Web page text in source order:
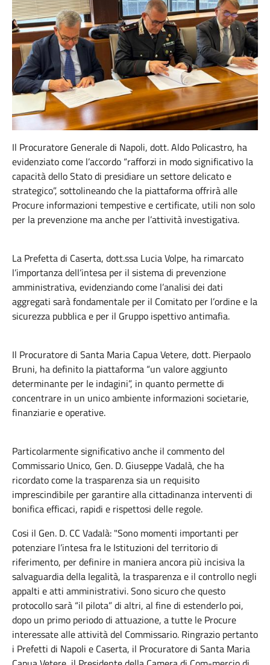
Il Procuratore Generale di Napoli, dott. Aldo Policastro, ha
evidenziato come l’accordo “rafforzi in modo significativo la
capacità dello Stato di presidiare un settore delicato e
strategico”, sottolineando che la piattaforma offrirà alle
Procure informazioni tempestive e certificate, utili non solo
per la prevenzione ma anche per l’attività investigativa.
La Prefetta di Caserta, dott.ssa Lucia Volpe, ha rimarcato
l’importanza dell’intesa per il sistema di prevenzione
amministrativa, evidenziando come l’analisi dei dati
aggregati sarà fondamentale per il Comitato per l’ordine e la
sicurezza pubblica e per il Gruppo ispettivo antimafia.
Il Procuratore di Santa Maria Capua Vetere, dott. Pierpaolo
Bruni, ha definito la piattaforma “un valore aggiunto
determinante per le indagini”, in quanto permette di
concentrare in un unico ambiente informazioni societarie,
finanziarie e operative.
Particolarmente significativo anche il commento del
Commissario Unico, Gen. D. Giuseppe Vadalà, che ha
ricordato come la trasparenza sia un requisito
imprescindibile per garantire alla cittadinanza interventi di
bonifica efficaci, rapidi e rispettosi delle regole.
Cosi il Gen. D. CC Vadalà: "Sono momenti importanti per
potenziare l’intesa fra le Istituzioni del territorio di
riferimento, per definire in maniera ancora più incisiva la
salvaguardia della legalità, la trasparenza e il controllo negli
appalti e atti amministrativi. Sono sicuro che questo
protocollo sarà “il pilota” di altri, al fine di estenderlo poi,
dopo un primo periodo di attuazione, a tutte le Procure
interessate alle attività del Commissario. Ringrazio pertanto
i Prefetti di Napoli e Caserta, il Procuratore di Santa Maria